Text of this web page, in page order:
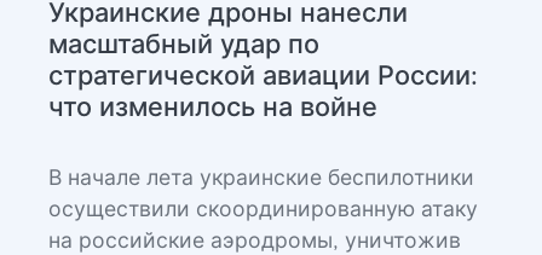
Украинские дроны нанесли
масштабный удар по
стратегической авиации России:
что изменилось на войне
В начале лета украинские беспилотники
осуществили скоординированную атаку
на российские аэродромы, уничтожив